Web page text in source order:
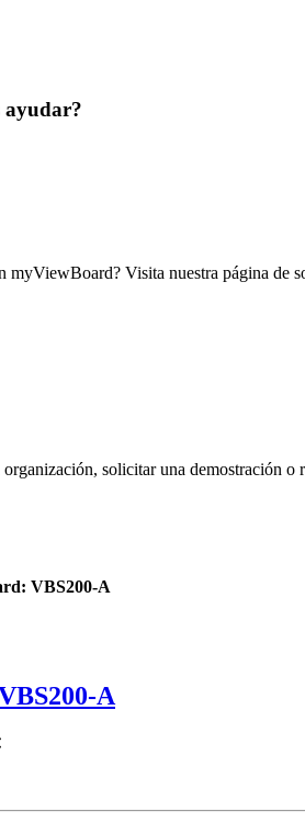
ayudar?
myViewBoard? Visita nuestra página de
solicitar una demostración
VBS200-A
A